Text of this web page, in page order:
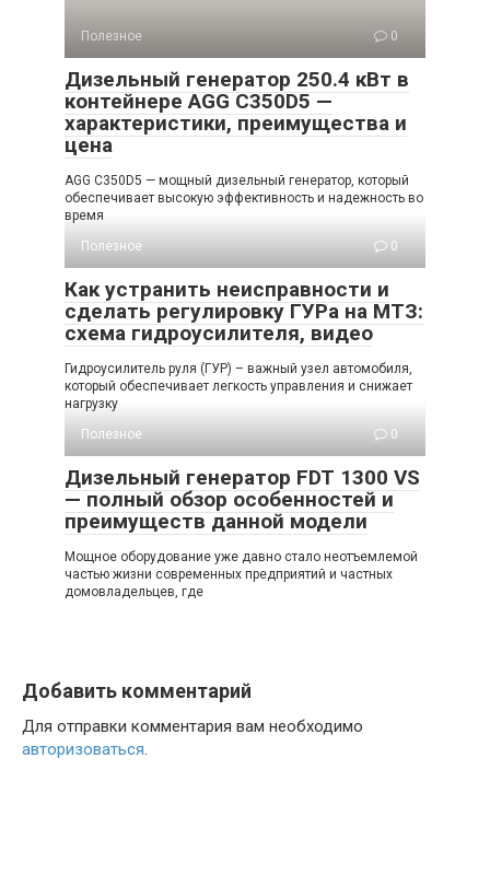
Полезное 0
Дизельный генератор 250.4 кВт в
контейнере AGG C350D5 —
характеристики, преимущества и
цена
AGG C350D5 — мощный дизельный генератор, который
обеспечивает высокую эффективность и надежность во
время
Полезное
0
Как устранить неисправности и
сделать регулировку ГУРа на МТЗ:
схема гидроусилителя, видео
Гидроусилитель руля (ГУР) – важный узел автомобиля,
который обеспечивает легкость управления и снижает
нагрузку
Полезное
0
Дизельный генератор FDT 1300 VS
— полный обзор особенностей и
преимуществ данной модели
Мощное оборудование уже давно стало неотъемлемой
частью жизни современных предприятий и частных
домовладельцев, где
Добавить комментарий
Для отправки комментария вам необходимо
авторизоваться.